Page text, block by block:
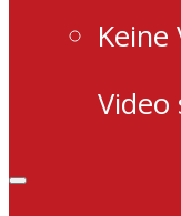
Keine
Video